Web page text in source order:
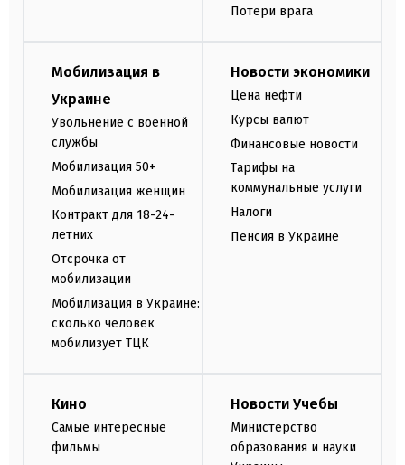
Потери врага
Мобилизация в
Украине
Увольнение с военной
службы
Мобилизация 50+
Мобилизация женщин
Контракт для 18-24-
летних
Отсрочка от
мобилизации
Мобилизация в Украине:
сколько человек
мобилизует ТЦК
Новости экономики
Цена нефти
Курсы валют
Финансовые новости
Тарифы на
коммунальные услуги
Налоги
Пенсия в Украине
Кино
Самые интересные
фильмы
Новости Учебы
Министерство
образования и науки